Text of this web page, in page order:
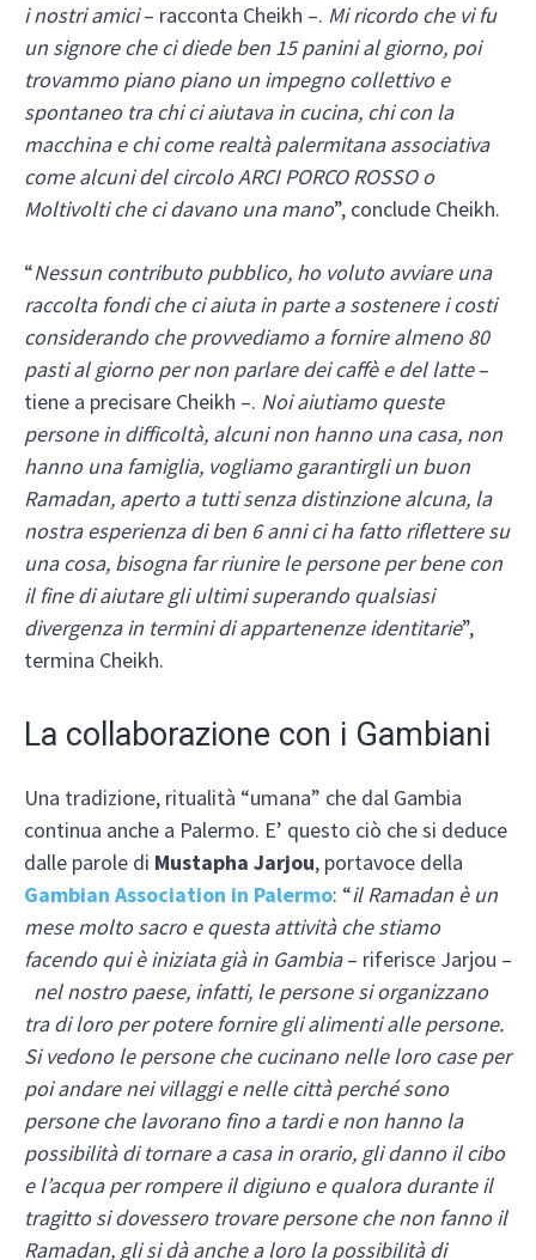
i nostri amici– racconta Cheikh –. Mi ricordo che vi fu
un signore che ci diede ben 15 panini al giorno, poi
trovammo piano piano un impegno collettivo e
spontaneo tra chi ci aiutava in cucina, chi con la
macchina e chi come realtà palermitana associativa
come alcuni del circolo ARCI PORCO ROSSO o
Moltivolti che ci davano una mano”, conclude Cheikh.
“Nessun contributo pubblico, ho voluto avviare una
raccolta fondi che ci aiuta in parte a sostenere i costi
considerando che provvediamo a fornire almeno 80
pasti al giorno per non parlare dei caffè e del latte–
tiene a precisare Cheikh –. Noi aiutiamo queste
persone in difficoltà, alcuni non hanno una casa, non
hanno una famiglia, vogliamo garantirgli un buon
Ramadan, aperto a tutti senza distinzione alcuna, la
nostra esperienza di ben 6 anni ci ha fatto riflettere su
una cosa, bisogna far riunire le persone per bene con
il fine di aiutare gli ultimi superando qualsiasi
divergenza in termini di appartenenze identitarie”,
termina Cheikh.
La collaborazione con i Gambiani
Una tradizione, ritualità “umana” che dal Gambia
continua anche a Palermo. E’ questo ciò che si deduce
dalle parole di Mustapha Jarjou, portavoce della
Gambian Association in Palermo: “il Ramadan è un
mese molto sacro e questa attività che stiamo
facendo qui è iniziata già in Gambia– riferisce Jarjou –
nel nostro paese, infatti, le persone si organizzano
tra di loro per potere fornire gli alimenti alle persone.
Si vedono le persone che cucinano nelle loro case per
poi andare nei villaggi e nelle città perché sono
persone che lavorano fino a tardi e non hanno la
possibilità di tornare a casa in orario, gli danno il cibo
e l’acqua per rompere il digiuno e qualora durante il
tragitto si dovessero trovare persone che non fanno il
Ramadan, gli si dà anche a loro la possibilità di